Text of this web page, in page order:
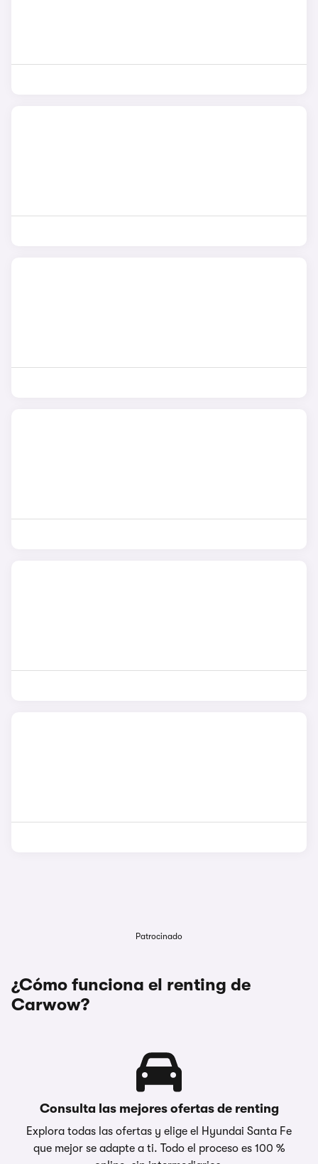
Patrocinado
¿Cómo funciona el renting de
Carwow?
Consulta las mejores ofertas de renting
Explora todas las ofertas y elige el Hyundai Santa Fe
que mejor se adapte a ti. Todo el proceso es 100 %